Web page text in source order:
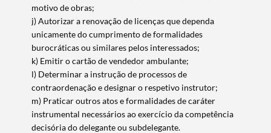
motivo de obras;
j) Autorizar a renovação de licenças que dependa
unicamente do cumprimento de formalidades
burocráticas ou similares pelos interessados;
k) Emitir o cartão de vendedor ambulante;
l) Determinar a instrução de processos de
contraordenação e designar o respetivo instrutor;
m) Praticar outros atos e formalidades de caráter
instrumental necessários ao exercício da competência
decisória do delegante ou subdelegante.